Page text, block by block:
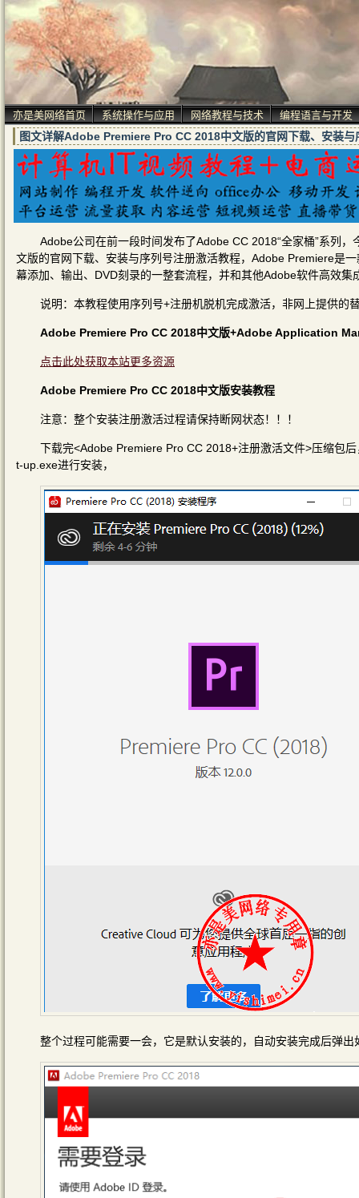
亦是美网络首页 系统操作与应用 网络教程与技术 编程语言与开发
图文详解Adobe Premiere Pro CC 2018中文版的官网下载、安装与
Adobe公司在前一段时间发布了Adobe CC 2018“全家桶”系列
文版的官网下载、安装与序列号注册激活教程，Adobe Premiere是
幕添加、输出、DVD刻录的一整套流程，并和其他Adobe软件高效
说明：本教程使用序列号+注册机脱机完成激活，非网上提供的
Adobe Premiere Pro CC 2018中文版+Adobe Application
点击此处获取本站更多资源
Adobe Premiere Pro CC 2018中文版安装教程
注意：整个安装注册激活过程请保持断网状态！！！
下载完<Adobe Premiere Pro CC 2018+注册激活文件>压缩包
t-up.exe进行安装，
整个过程可能需要一会，它是默认安装的，自动安装完成后弹出